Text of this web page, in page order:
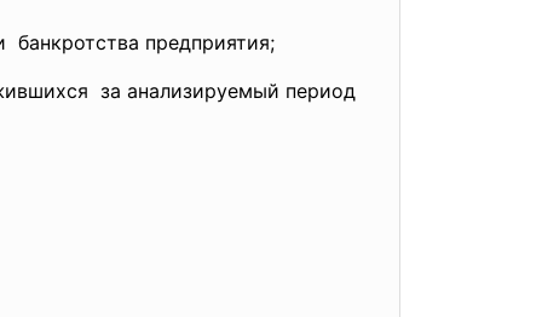
предприятия;
за анализируемый период